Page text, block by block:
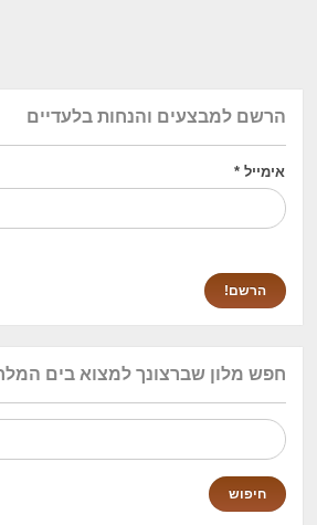
הרשם למבצעים והנחות בלעדיים
אימייל*
חפש מלון שברצונך למצוא בים
חיפוש: